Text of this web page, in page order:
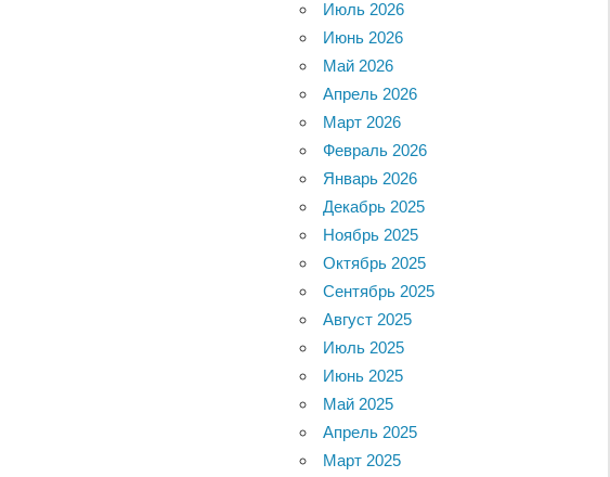
Июль 2026
Июнь 2026
Май 2026
Апрель 2026
Март 2026
Февраль 2026
Январь 2026
Декабрь 2025
Ноябрь 2025
Октябрь 2025
Сентябрь 2025
Август 2025
Июль 2025
Июнь 2025
Май 2025
Апрель 2025
Март 2025